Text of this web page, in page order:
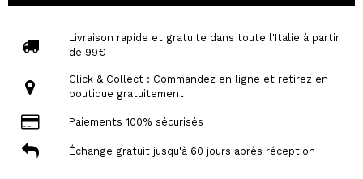
Livraison rapide et gratuite dans toute l'Italie à partir
de 99€
Click & Collect : Commandez en ligne et retirez en
boutique gratuitement
Paiements 100% sécurisés
Échange gratuit jusqu'à 60 jours après réception